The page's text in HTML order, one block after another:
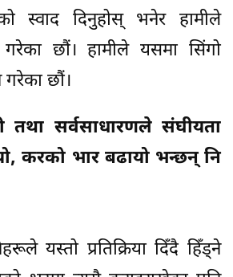
स्वाद दिनुहोस् भनेर हामीले
गरेका छौं। हामीले यसमा सिंगो
छौं।
तथा सर्वसाधारणले संघीयता
करको भार बढायो भन्छन् नि
यस्तो प्रतिक्रिया दिँदै हिँड्ने